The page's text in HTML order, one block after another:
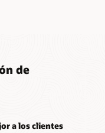
de
a los clientes